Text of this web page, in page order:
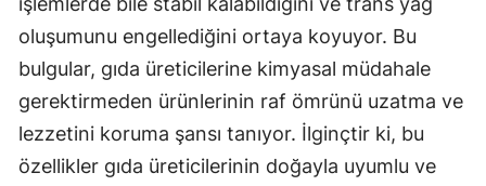
oluşumunu engellediğini ortaya koyuyor. Bu
bulgular, gıda üreticilerine kimyasal müdahale
gerektirmeden ürünlerinin raf ömrünü uzatma ve
lezzetini koruma şansı tanıyor. İlginçtir ki, bu
özellikler gıda üreticilerinin doğayla uyumlu ve